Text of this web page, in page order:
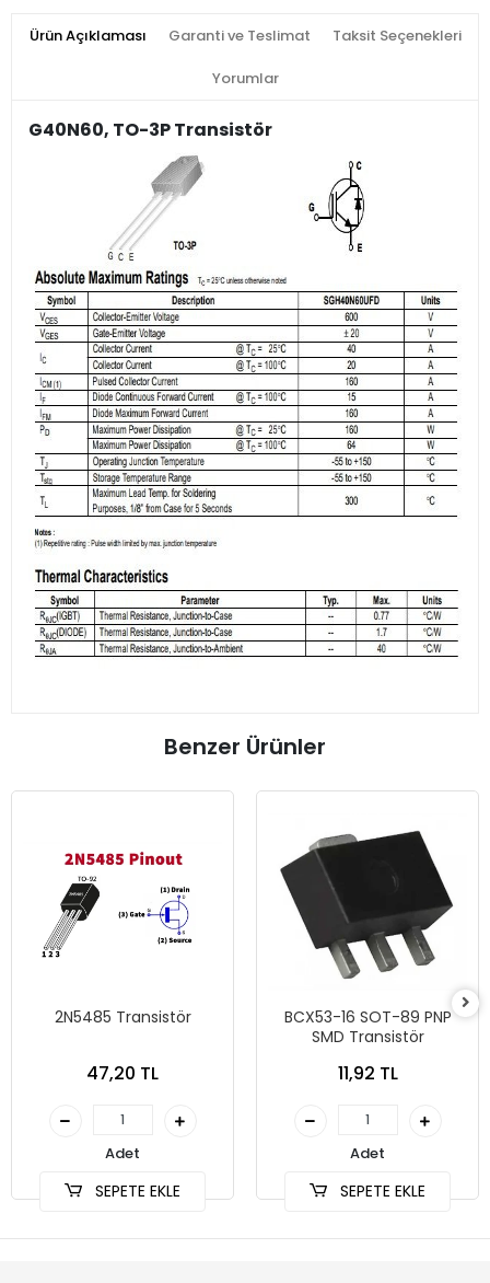
Ürün Açıklaması Garanti ve Teslimat Taksit Seçenekleri
Yorumlar
G40N60, TO-3P Transistör
Benzer Ürünler
2N5485 Transistör
47,20 TL
Adet
SEPETE EKLE
BCX53-16 SOT-89 PNP
SMD Transistör
11,92 TL
Adet
SEPETE EKLE